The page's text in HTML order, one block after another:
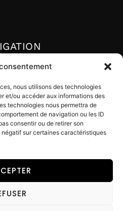
nous utilisons des technologies
et/ou accéder aux informations des
technologies nous permettra de
de navigation ou les ID
consentir ou de retirer son
sur certaines caractéristiques
Impackt